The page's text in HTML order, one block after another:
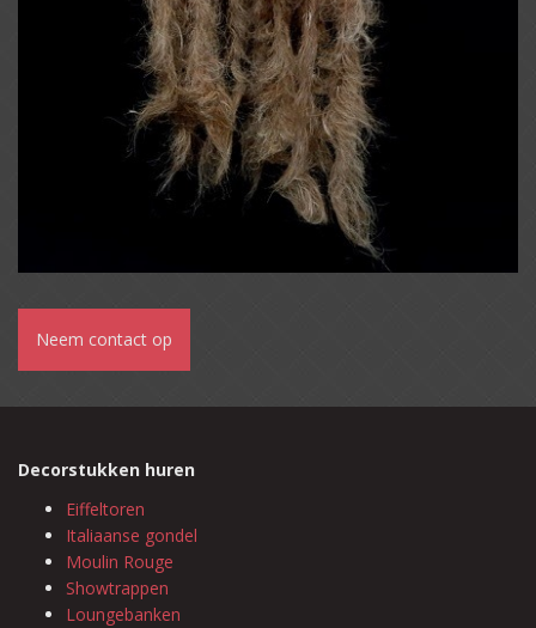
Neem contact op
Decorstukken huren
Eiffeltoren
Italiaanse gondel
Moulin Rouge
Showtrappen
Loungebanken